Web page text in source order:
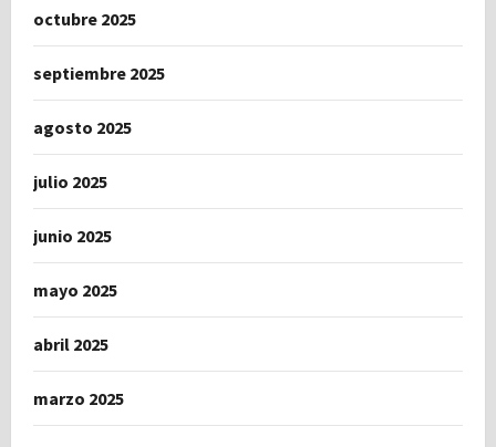
octubre 2025
septiembre 2025
agosto 2025
julio 2025
junio 2025
mayo 2025
abril 2025
marzo 2025